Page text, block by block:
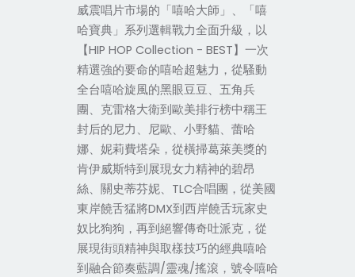
威震唱片市場的「嘻哈大師」、「嘻
哈寶典」系列選輯戰力全面升級，以
【HIP HOP Collection - BEST 】一次
精選強的要命的嘻哈超魅力，從騷動
全台嘻哈旋風的黑眼豆豆、五角兵
團、克雷格大衛到歐美排行榜中稱王
封后的尼力、尼歐、小野貓、蕾哈
娜、妮莉費塔朵，從橫掃葛萊美獎的
肯伊威斯特到展現女力精神的碧昂
絲、關史蒂芬妮、 TLC合唱團，從美國
東岸饒舌猛將DMX到西岸饒舌玩家史
奴比狗狗，再到絕響傳奇吐派克，從
展現街頭精神與取樣技巧的經典嘻哈
到融合節奏藍調/靈魂/搖滾，號令嘻哈